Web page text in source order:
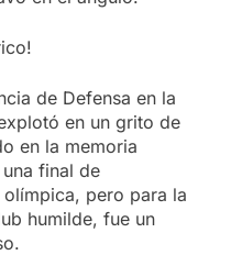
de Defensa en la
en un grito de
en la memoria
final de
pero para la
humilde, fue un